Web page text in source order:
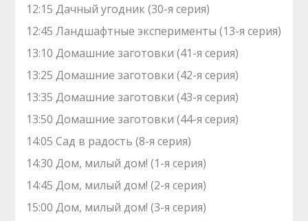
12:15 Дачный угодник (30-я серия)
12:45 Ландшафтные эксперименты (13-я серия)
13:10 Домашние заготовки (41-я серия)
13:25 Домашние заготовки (42-я серия)
13:35 Домашние заготовки (43-я серия)
13:50 Домашние заготовки (44-я серия)
14:05 Сад в радость (8-я серия)
14:30 Дом, милый дом! (1-я серия)
14:45 Дом, милый дом! (2-я серия)
15:00 Дом, милый дом! (3-я серия)